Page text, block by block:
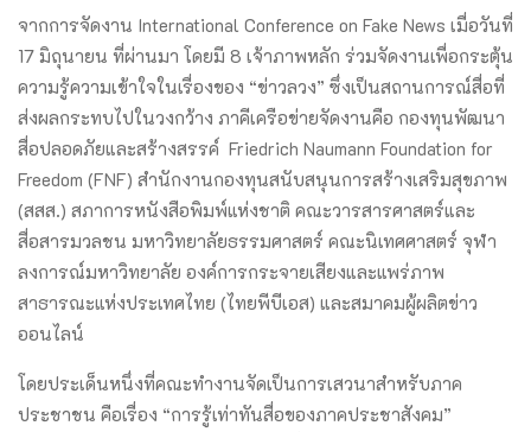
จากการจัดงาน International Conference on Fake News เมื่อวันที่
17 มิถุนายน ที่ผ่านมา โดยมี 8 เจ้าภาพหลัก ร่วมจัดงานเพื่อกระตุ้น
ความรู้ความเข้าใจในเรื่องของ “ข่าวลวง” ซึ่งเป็นสถานการณ์สื่อที่
ส่งผลกระทบไปในวงกว้าง ภาคีเครือข่ายจัดงานคือ กองทุนพัฒนา
สื่อปลอดภัยและสร้างสรรค์ Friedrich Naumann Foundation for
Freedom (FNF) สำนักงานกองทุนสนับสนุนการสร้างเสริมสุขภาพ
(สสส.) สภาการหนังสือพิมพ์แห่งชาติ คณะวารสารศาสตร์และ
สื่อสารมวลชน มหาวิทยาลัยธรรมศาสตร์ คณะนิเทศศาสตร์ จุฬา
ลงการณ์มหาวิทยาลัย องค์การกระจายเสียงและแพร่ภาพ
สาธารณะแห่งประเทศไทย (ไทยพีบีเอส) และสมาคมผู้ผลิตข่าว
ออนไลน์
โดยประเด็นหนึ่งที่คณะทำงานจัดเป็นการเสวนาสำหรับภาค
ประชาชน คือเรื่อง “การรู้เท่าทันสื่อของภาคประชาสังคม”